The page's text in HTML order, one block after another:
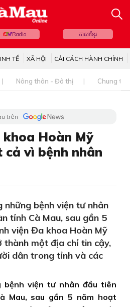
Radio ភាសាខ្មែរ
TẾ XÃ HỘI CẢI CÁCH HÀNH CHÍNH
Nông thôn - Đô thị Chung
trên
Hoàn Mỹ
cả vì bệnh nhân
bệnh viện tư nhân
tỉnh Cà Mau, sau gần 5
viện Đa khoa Hoàn Mỹ
thành một địa chỉ tin cậy,
dân trong tỉnh và các
bệnh viện tư nhân đầu tiên
Mau, sau gần 5 năm hoạt